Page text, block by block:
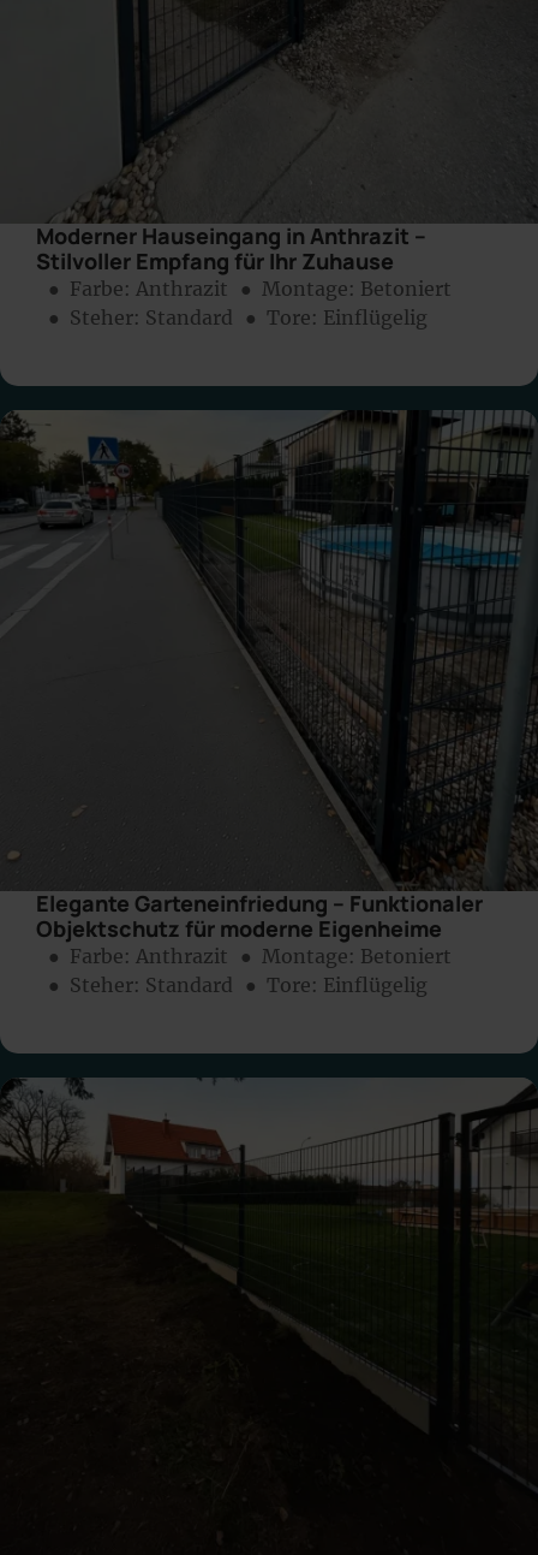
Moderner Hauseingang in Anthrazit –
Stilvoller Empfang für Ihr Zuhause
● Farbe: Anthrazit ● Montage: Betoniert
● Steher: Standard
● Tore: Einflügelig
Elegante Garteneinfriedung – Funktionaler
Objektschutz für moderne Eigenheime
● Farbe: Anthrazit ● Montage: Betoniert
● Steher: Standard
● Tore: Einflügelig